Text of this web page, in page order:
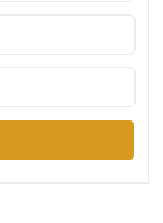
và đã bán
được tư vấn